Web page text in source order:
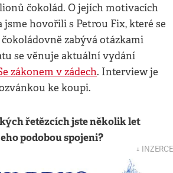
čokolád. O jejích motivacích
jsme hovořili s Petrou Fix, které se
zabývá otázkami
se věnuje aktuální vydání
zákonem v zádech. Interview je
ke koupi.
řetězcích jste několik let
podobou spojeni?
↓ INZERCE